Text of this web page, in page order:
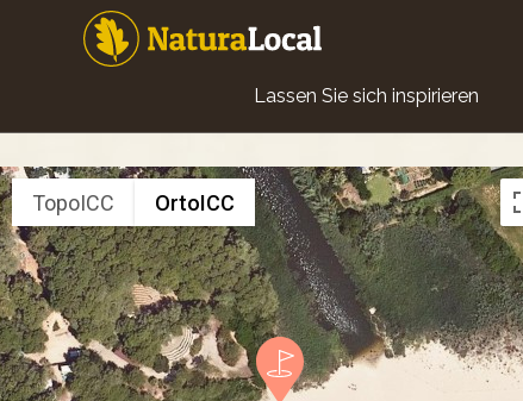
Main
navigation
Lassen Sie sich inspirieren
TopoICC OrtoICC